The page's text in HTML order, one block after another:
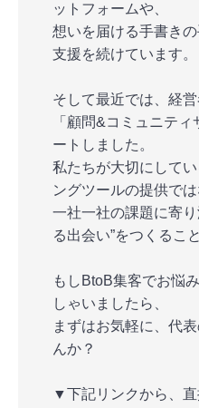
ットフォームや、
想いを届ける手書き
支援を続けています。
そして最近では、経
「顧問&コミュニテ
ートしました。
私たちが大切にして
ングツールの提供では
一社一社の課題に寄
る出会い”をつくるこ
もしBtoB集客でお悩
しゃいましたら、
まずはお気軽に、代
んか？
▼下記リンクから、